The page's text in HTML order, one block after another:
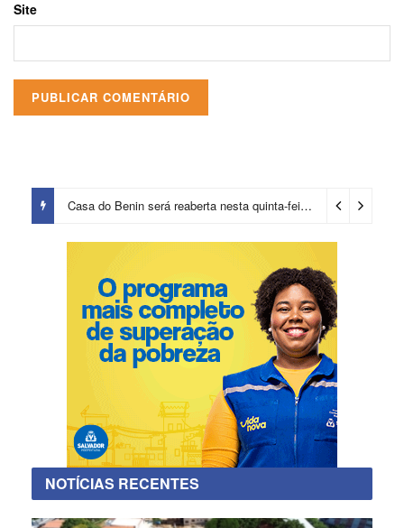
Site
Casa do Benin será reaberta nesta quinta-feira (6) 4 dias ago
NOTÍCIAS RECENTES